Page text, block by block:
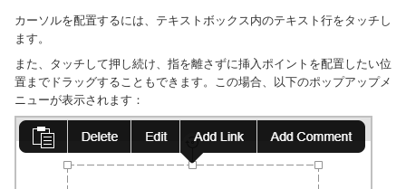
カーソルを配置するには、テキストボックス内のテキスト行をタッチし
ます。
また、タッチして押し続け、指を離さずに挿入ポイントを配置したい位
置までドラッグすることもできます。この場合、以下のポップアップメ
ニューが表示されます：